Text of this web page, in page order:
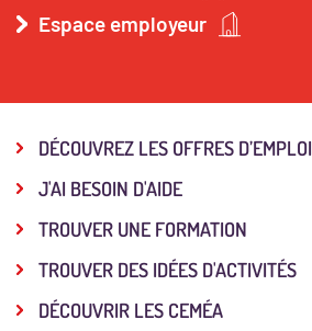
Espace employeur
DÉCOUVREZ LES OFFRES D’EMPLOI
J'AI BESOIN D'AIDE
TROUVER UNE FORMATION
TROUVER DES IDÉES D'ACTIVITÉS
DÉCOUVRIR LES CEMÉA